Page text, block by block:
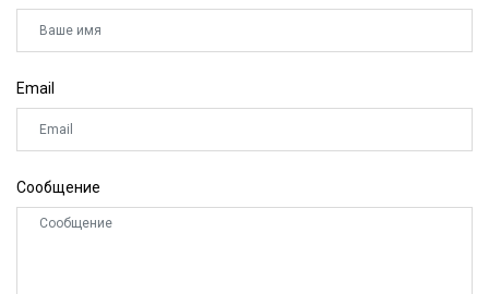
Email
Сообщение